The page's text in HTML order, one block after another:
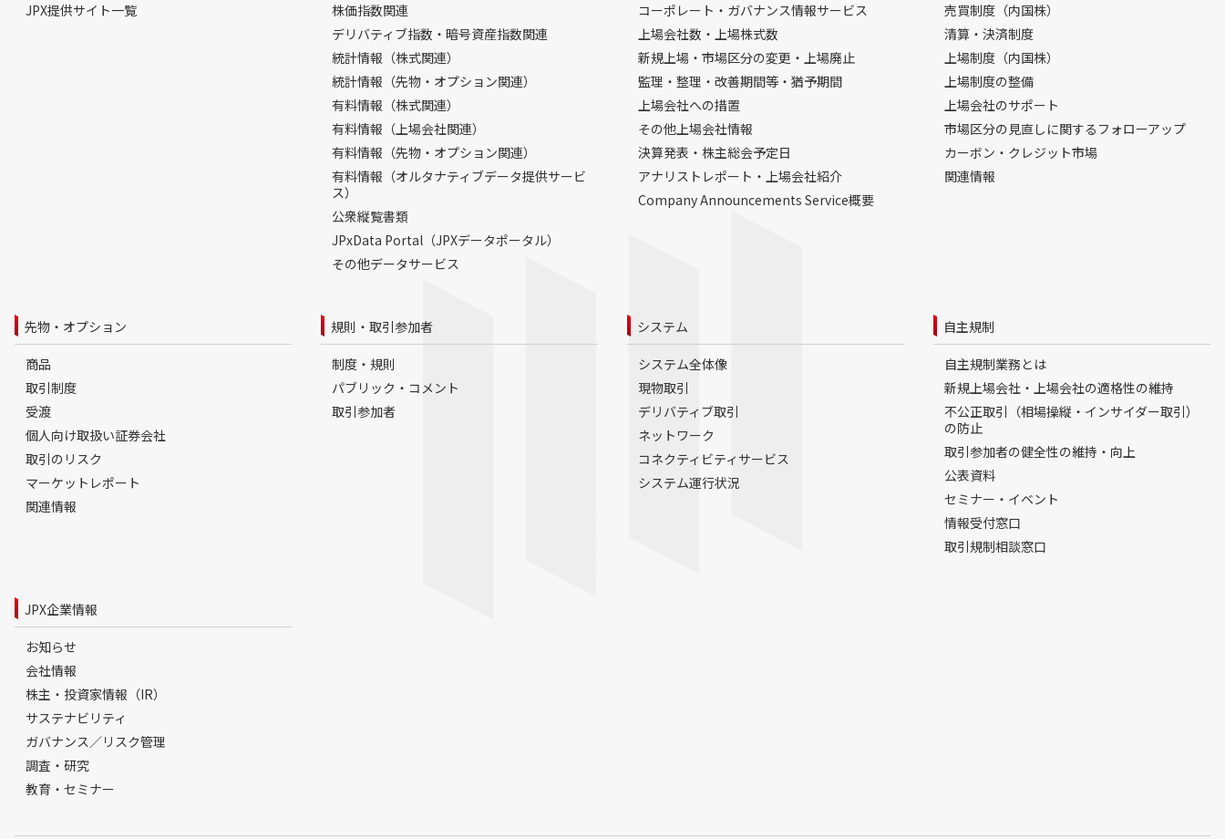
JPX提供サイト一覧
株価指数関連
デリバティブ指数・暗号資産指数関連
統計情報（株式関連）
統計情報（先物・オプション関連）
有料情報（株式関連）
有料情報（上場会社関連）
有料情報（先物・オプション関連）
有料情報（オルタナティブデータ提供サービ
ス）
公衆縦覧書類
JPxData Portal（JPXデータポータル）
その他データサービス
コーポレート・ガバナンス情報サービス
上場会社数・上場株式数
新規上場・市場区分の変更・上場廃止
監理・整理・改善期間等・猶予期間
上場会社への措置
その他上場会社情報
決算発表・株主総会予定日
アナリストレポート・上場会社紹介
Company Announcements Service概要
売買制度（内国株）
清算・決済制度
上場制度（内国株）
上場制度の整備
上場会社のサポート
市場区分の見直しに関するフォローアップ
カーボン・クレジット市場
関連情報
先物・オプション
商品
取引制度
受渡
個人向け取扱い証券会社
取引のリスク
マーケットレポート
関連情報
規則・取引参加者
制度・規則
パブリック・コメント
取引参加者
システム
システム全体像
現物取引
デリバティブ取引
ネットワーク
コネクティビティサービス
システム運行状況
自主規制
自主規制業務とは
新規上場会社・上場会社の適格性の維持
不公正取引（相場操縦・インサイダー取引）
の防止
取引参加者の健全性の維持・向上
公表資料
セミナー・イベント
情報受付窓口
取引規制相談窓口
JPX企業情報
お知らせ
会社情報
株主・投資家情報（IR）
サステナビリティ
ガバナンス／リスク管理
調査・研究
教育・セミナー